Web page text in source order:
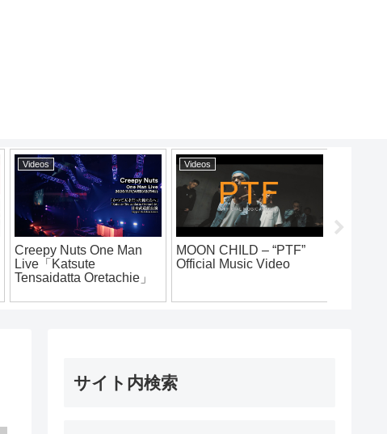
Videos
Creepy Nuts One Man
Live「Katsute
Tensaidatta Oretachie」
J-LOD LIVE）
Videos
MOON CHILD – “PTF”
Official Music Video
サイト内検索